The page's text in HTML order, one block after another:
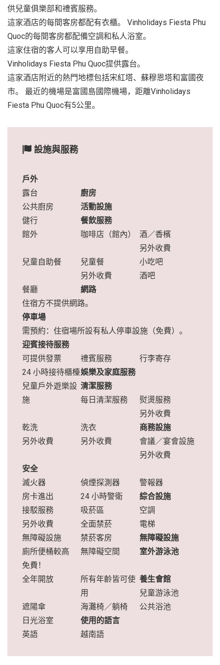
供兒童俱樂部和禮賓服務。
這家酒店的每間客房都配有衣櫃。 Vinholidays Fiesta Phu
Quoc的每間客房都配備空調和私人浴室。
這家住宿的客人可以享用自助早餐。
Vinholidays Fiesta Phu Quoc提供露台。
這家酒店附近的熱門地標包括宋紅塔、蘇穆恩塔和富國夜
市。 最近的機場是富國島國際機場，距離Vinholidays
Fiesta Phu Quoc有5公里。
設施與服務
戶外
露台
廚房
公共廚房
活動設施
健行
館外
餐飲服務
咖啡店（館內）
酒／香檳
另外收費
兒童自助餐
兒童餐
另外收費
小吃吧
酒吧
餐廳
網路
住宿方不提供網路。
停車場
需預約：住宿場所設有私人停車設施（免費）。
迎賓接待服務
可提供發票
禮賓服務
行李寄存
24 小時接待櫃檯娛樂及家庭服務
兒童戶外遊樂設
施
清潔服務
每日清潔服務
熨燙服務
另外收費
乾洗
另外收費
洗衣
另外收費
商務設施
會議／宴會設施
另外收費
安全
滅火器
偵煙探測器
警報器
房卡進出
24 小時警衛
綜合設施
接駁服務
另外收費
吸菸區
空調
全面禁菸
電梯
無障礙設施
禁菸客房
無障礙設施
廁所便桶較高
無障礙空間
室外游泳池
免費！
全年開放
所有年齡皆可使
用
養生會館
兒童游泳池
遮陽傘
海灘椅／躺椅
公共浴池
日光浴室
使用的語言
英語
越南語